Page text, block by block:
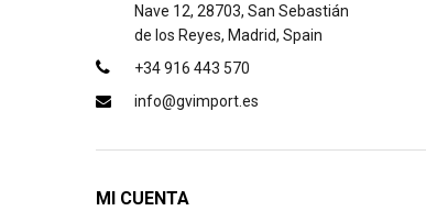
Nave 12, 28703, San Sebastián
de los Reyes, Madrid, Spain
+34 916 443 570
info@gvimport.es
MI CUENTA